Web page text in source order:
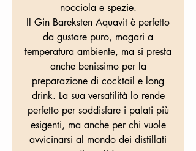
nocciola e spezie.
Il Gin Bareksten Aquavit è perfetto
da gustare puro, magari a
temperatura ambiente, ma si presta
anche benissimo per la
preparazione di cocktail e long
drink. La sua versatilità lo rende
perfetto per soddisfare i palati più
esigenti, ma anche per chi vuole
avvicinarsi al mondo dei distillati